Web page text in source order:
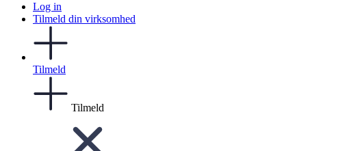
Log in
Tilmeld din virksomhed
Tilmeld
Tilmeld